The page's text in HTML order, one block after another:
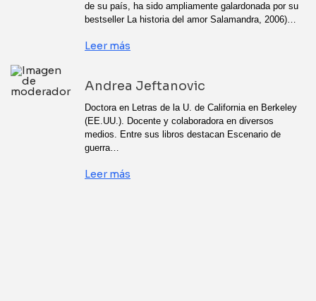
de su país, ha sido ampliamente galardonada por su
bestseller La historia del amor Salamandra, 2006)…
Leer más
Andrea Jeftanovic
Doctora en Letras de la U. de California en Berkeley
(EE.UU.). Docente y colaboradora en diversos
medios. Entre sus libros destacan Escenario de
guerra…
Leer más